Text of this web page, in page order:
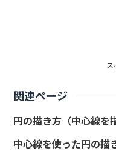
ス
関連ページ
円の描き方（中心線を
中心線を使った円の描